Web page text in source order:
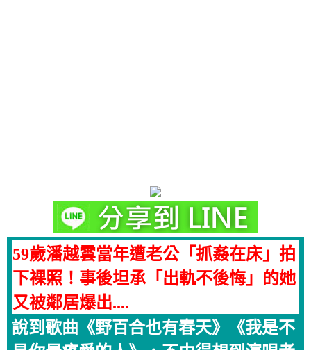
59歲潘越雲當年遭老公「抓姦在床」拍
下裸照！事後坦承「出軌不後悔」的她
又被鄰居爆出....
說到歌曲《野百合也有春天》《我是不